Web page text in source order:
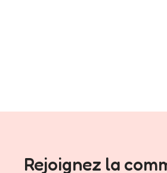
Rejoignez la